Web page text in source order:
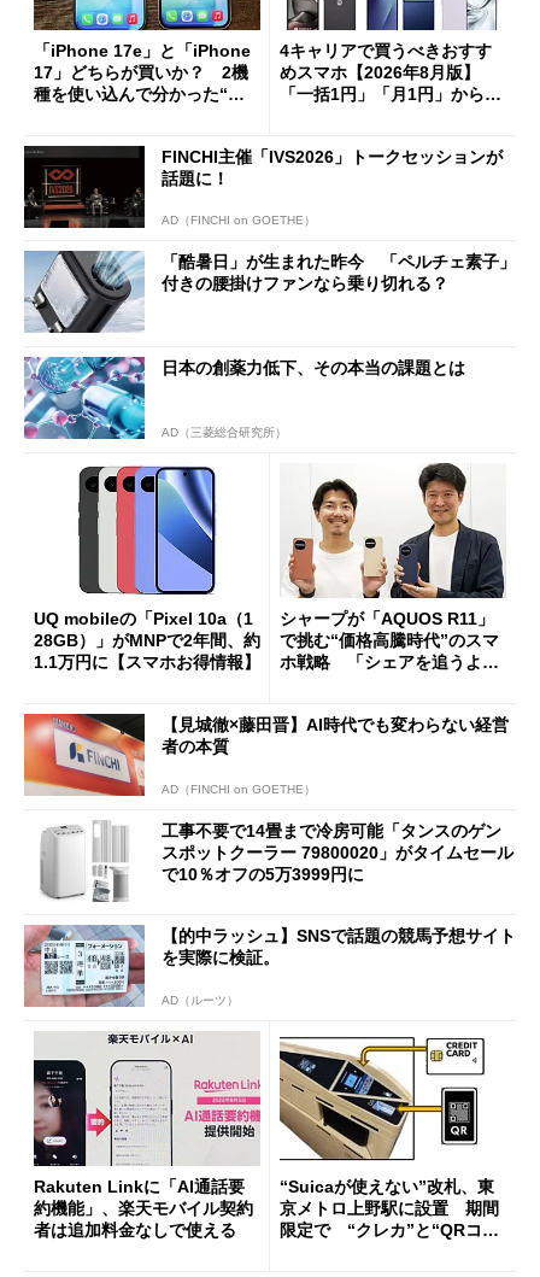
「iPhone 17e」と「iPhone
17」どちらが買いか？ 2機
種を使い込んで分かった“ス
4キャリアで買うべきおすす
めスマホ【2026年8月版】
「一括1円」「月1円」からお
FINCHI主催「IVS2026」トークセッションが
話題に！
AD（FINCHI on GOETHE）
「酷暑日」が生まれた昨今 「ペルチェ素子」
付きの腰掛けファンなら乗り切れる？
日本の創薬力低下、その本当の課題とは
AD（三菱総合研究所）
UQ mobileの「Pixel 10a（1
28GB）」がMNPで2年間、約
1.1万円に【スマホお得情報】
シャープが「AQUOS R11」
で挑む“価格高騰時代”のスマ
ホ戦略 「シェアを追うより
【見城徹×藤田晋】AI時代でも変わらない経営
者の本質
AD（FINCHI on GOETHE）
工事不要で14畳まで冷房可能「タンスのゲン
スポットクーラー 79800020」がタイムセール
で10％オフの5万3999円に
【的中ラッシュ】SNSで話題の競馬予想サイト
を実際に検証。
AD（ルーツ）
Rakuten Linkに「AI通話要
約機能」、楽天モバイル契約
者は追加料金なしで使える
“Suicaが使えない”改札、東
京メトロ上野駅に設置 期間
限定で “クレカ”と“QRコー